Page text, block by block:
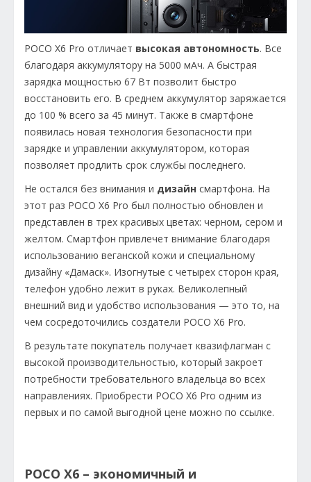
POCO X6 Pro отличает высокая автономность. Все
благодаря аккумулятору на 5000 мАч. А быстрая
зарядка мощностью 67 Вт позволит быстро
восстановить его. В среднем аккумулятор заряжается
до 100 % всего за 45 минут. Также в смартфоне
появилась новая технология безопасности при
зарядке и управлении аккумулятором, которая
позволяет продлить срок службы последнего.
Не остался без внимания и дизайн смартфона. На
этот раз POCO X6 Pro был полностью обновлен и
представлен в трех красивых цветах: черном, сером и
желтом. Смартфон привлечет внимание благодаря
использованию веганской кожи и специальному
дизайну «Дамаск». Изогнутые с четырех сторон края,
телефон удобно лежит в руках. Великолепный
внешний вид и удобство использования — это то, на
чем сосредоточились создатели POCO X6 Pro.
В результате покупатель получает квазифлагман с
высокой производительностью, который закроет
потребности требовательного владельца во всех
направлениях. Приобрести POCO X6 Pro одним из
первых и по самой выгодной цене можно по ссылке.
POCO X6 – экономичный и